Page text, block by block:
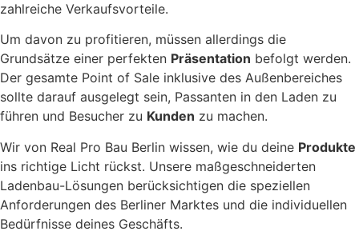
zahlreiche Verkaufsvorteile.
Um davon zu profitieren, müssen allerdings die
Grundsätze einer perfekten Präsentation befolgt werden.
Der gesamte Point of Sale inklusive des Außenbereiches
sollte darauf ausgelegt sein, Passanten in den Laden zu
führen und Besucher zu Kunden zu machen.
Wir von Real Pro Bau Berlin wissen, wie du deine Produkte
ins richtige Licht rückst. Unsere maßgeschneiderten
Ladenbau-Lösungen berücksichtigen die speziellen
Anforderungen des Berliner Marktes und die individuellen
Bedürfnisse deines Geschäfts.